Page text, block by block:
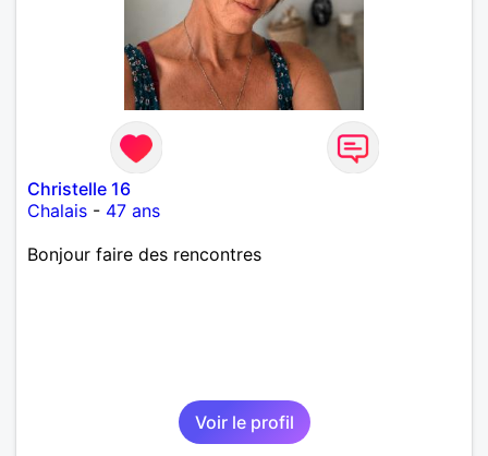
Christelle 16
Chalais - 47 ans
Bonjour faire des rencontres
Voir le profil